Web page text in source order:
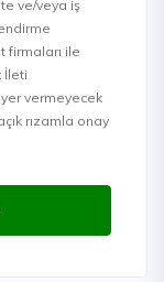
ve/veya iş
firmaları ile
İleti
vermeyecek
rızamla onay